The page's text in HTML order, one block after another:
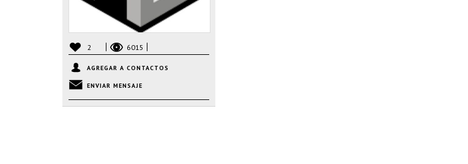
2 6015
AGREGAR A CONTACTOS
ENVIAR MENSAJE